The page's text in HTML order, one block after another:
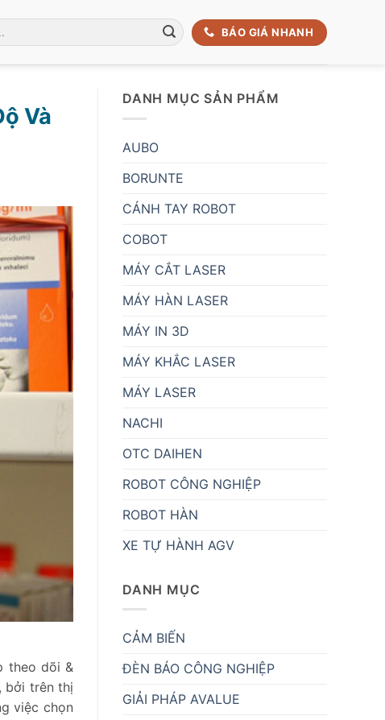
BÁO GIÁ NHANH
Và
theo dõi &
bởi trên thị
việc chọn
DANH MỤC SẢN PHẨM
AUBO
BORUNTE
CÁNH TAY ROBOT
COBOT
MÁY CẮT LASER
MÁY HÀN LASER
MÁY IN 3D
MÁY KHẮC LASER
MÁY LASER
NACHI
OTC DAIHEN
ROBOT CÔNG NGHIỆP
ROBOT HÀN
XE TỰ HÀNH AGV
DANH MỤC
CẢM BIẾN
ĐÈN BÁO CÔNG NGHIỆP
GIẢI PHÁP AVALUE